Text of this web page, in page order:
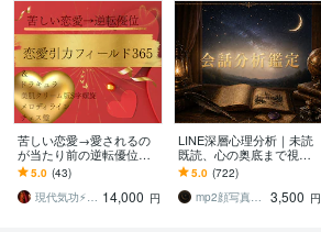
苦しい恋愛→愛されるの
が当たり前の逆転優位に
します 相手の中のあなた
の重要度をアップさせ努
力なしで流れを変える
5.0 (43)
現代気功⚡神念伝達師＠SHANTY巫香 14,000 円
LINE深層心理分析｜未読
既読、心の奥底まで視ま
す 相手の気持ちを会話やL
INEから分析。相手の心を
読みたい方
5.0 (722)
mp2顔写真鑑定士ー顔写真から人生を分析
3,500 円